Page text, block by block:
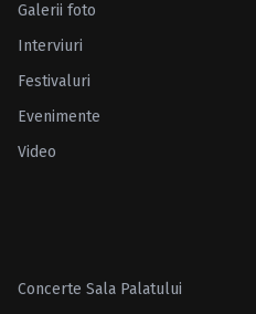
Galerii foto
Interviuri
Festivaluri
Evenimente
Video
Concerte Sala Palatului